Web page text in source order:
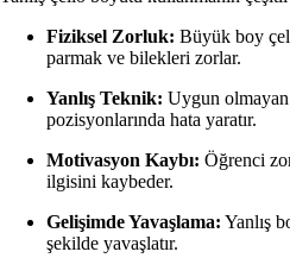
Fiziksel Zorluk: Büyük boy
parmak ve bilekleri zorlar.
Yanlış Teknik: Uygun
pozisyonlarında hata yaratır.
Motivasyon Kaybı: Öğrenci
ilgisini kaybeder.
Gelişimde Yavaşlama: Yanlış
şekilde yavaşlatır.